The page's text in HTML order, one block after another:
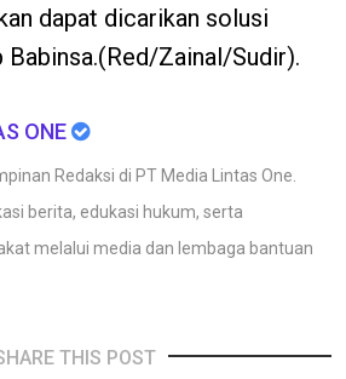
dapat dicarikan solusi
Babinsa.(Red/Zainal/Sudir).
ONE
Redaksi di PT Media Lintas One.
berita, edukasi hukum, serta
melalui media dan lembaga bantuan
THIS POST